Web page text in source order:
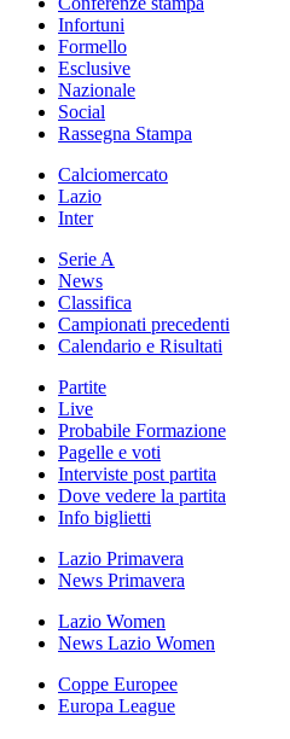
Infortuni
Formello
Esclusive
Nazionale
Social
Rassegna Stampa
Calciomercato
Lazio
Inter
Serie A
News
Classifica
Campionati precedenti
Calendario e Risultati
Partite
Live
Probabile Formazione
Pagelle e voti
Interviste post partita
Dove vedere la partita
Info biglietti
Lazio Primavera
News Primavera
Lazio Women
News Lazio Women
Coppe Europee
Europa League